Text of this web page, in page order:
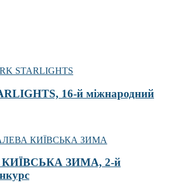
16-й міжнародний
ЗИМА, 2-й